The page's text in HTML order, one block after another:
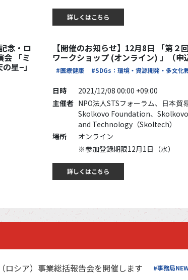
詳しくはこちら
念・ロ
「ミ
星−」
【開催のお知らせ】12月8日 「第２
ワークショップ (オンライン) 」（申
#医療健康 #SDGs：環境・資源開発・多文化
日時
2021/12/08 00:00 +09:00
主催者 NPO法人STSフォーラム、日本貿
Skolkovo Foundation、
and Technology（Skoltech）
場所
オンライン
※参加登録期限12月1日（水）
詳しくはこちら
シア）事業総括報告会を開催します #事務局